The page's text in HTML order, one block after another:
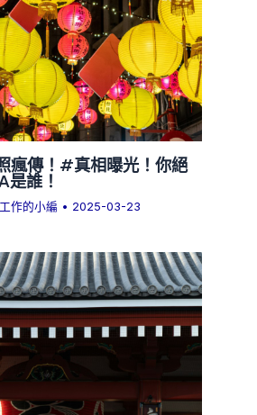
瘋傳！#真相曝光！你絕
是誰！
作的小編 • 2025-03-23